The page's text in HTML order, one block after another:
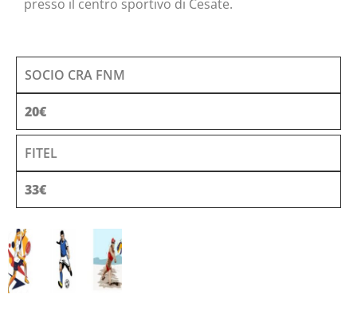
presso il centro sportivo di Cesate.
SOCIO CRA FNM
20€
FITEL
33€